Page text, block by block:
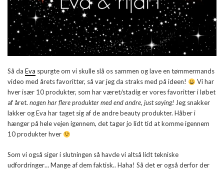
Så da Eva spurgte om vi skulle slå os sammen og lave en tømmermands
video med årets favoritter, så var jeg da straks med på ideen!
Vi har
hver især 10 produkter, som har været/stadig er vores favoritter i løbet
af året. nogen har flere produkter med end andre, just saying! Jeg snakker
lakker og Eva har taget sig af de andre beauty produkter. Håber i
hænger på hele vejen igennem, det tager jo lidt tid at komme igennem
10 produkter hver
Som vi også siger i slutningen så havde vi altså lidt tekniske
udfordringer… Mange af dem faktisk.. Haha! Så det er også derfor der